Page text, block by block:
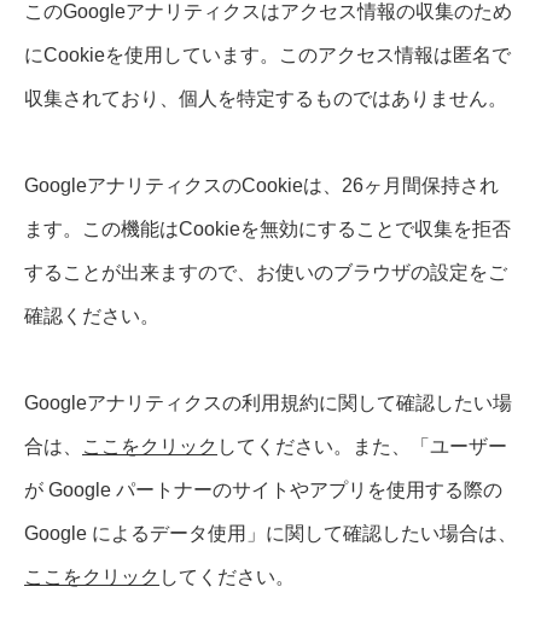
このGoogleアナリティクスはアクセス情報の収集のため
にCookieを使用しています。このアクセス情報は匿名で
収集されており、個人を特定するものではありません。
GoogleアナリティクスのCookieは、26ヶ月間保持され
ます。この機能はCookieを無効にすることで収集を拒否
することが出来ますので、お使いのブラウザの設定をご
確認ください。
Googleアナリティクスの利用規約に関して確認したい場
合は、 ここをクリック してください。また、「ユーザー
が Google パートナーのサイトやアプリを使用する際の
Google によるデータ使用」に関して確認したい場合は、
ここをクリック してください。